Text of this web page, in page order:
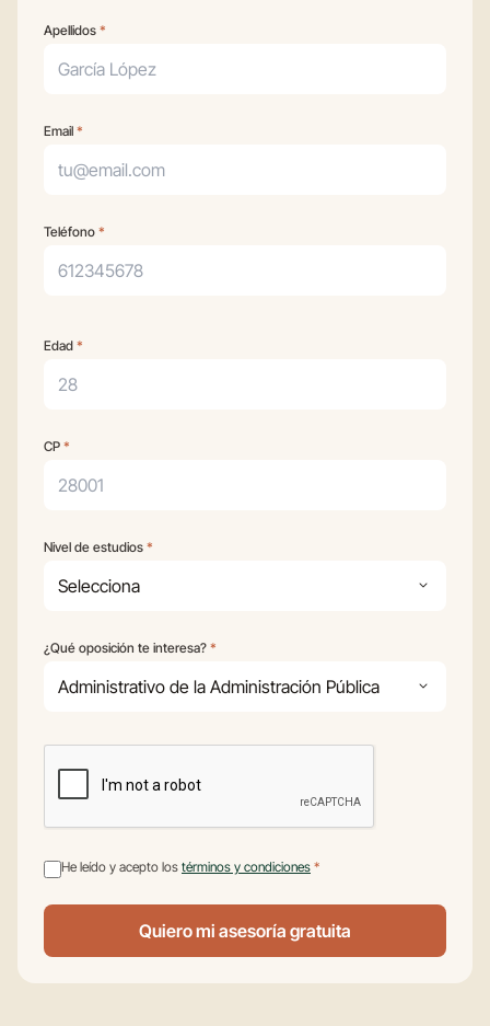
Apellidos *
Email *
Teléfono *
Sobre ti
Edad *
CP *
Nivel de estudios *
Tu oposición
¿Qué oposición te interesa? *
He leído y acepto los términos y condiciones *
Quiero mi asesoría gratuita